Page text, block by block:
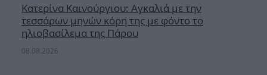
Κατερίνα Καινούργιου: Αγκαλιά με την
τεσσάρων μηνών κόρη της με φόντο το
ηλιοβασίλεμα της Πάρου
08.08.2026